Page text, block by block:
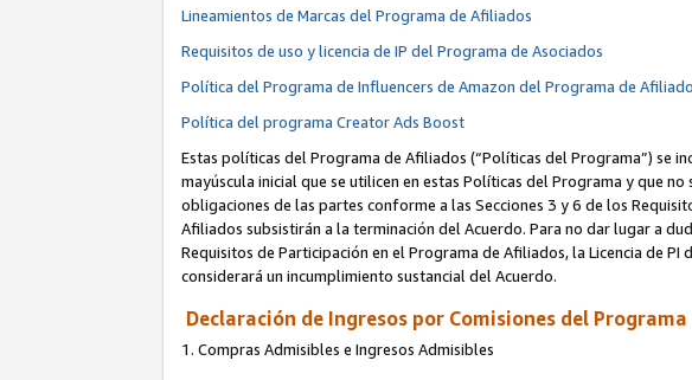
Lineamientos de Marcas del Programa de Afiliados
Requisitos de uso y licencia de IP del Programa de Asociados
Política del Programa de Influencers de Amazon del Programa de
Política del programa Creator Ads Boost
Estas políticas del Programa de Afiliados (“Políticas del Programa”) se
mayúscula inicial que se utilicen en estas Políticas del Programa y que
obligaciones de las partes conforme a las Secciones 3 y 6 de los
Afiliados subsistirán a la terminación del Acuerdo. Para no dar lugar a
Requisitos de Participación en el Programa de Afiliados, la Licencia de
considerará un incumplimiento sustancial del Acuerdo.
Declaración de Ingresos por Comisiones del
1. Compras Admisibles e Ingresos Admisibles